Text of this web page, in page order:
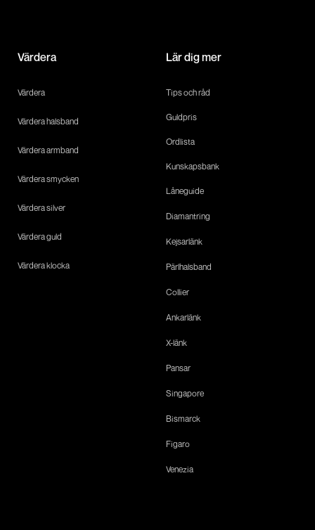
Värdera
Värdera
Värdera halsband
Värdera armband
Värdera smycken
Värdera silver
Värdera guld
Värdera klocka
Lär dig mer
Tips och råd
Guldpris
Ordlista
Kunskapsbank
Låneguide
Diamantring
Kejsarlänk
Pärlhalsband
Collier
Ankarlänk
X-länk
Pansar
Singapore
Bismarck
Figaro
Venezia